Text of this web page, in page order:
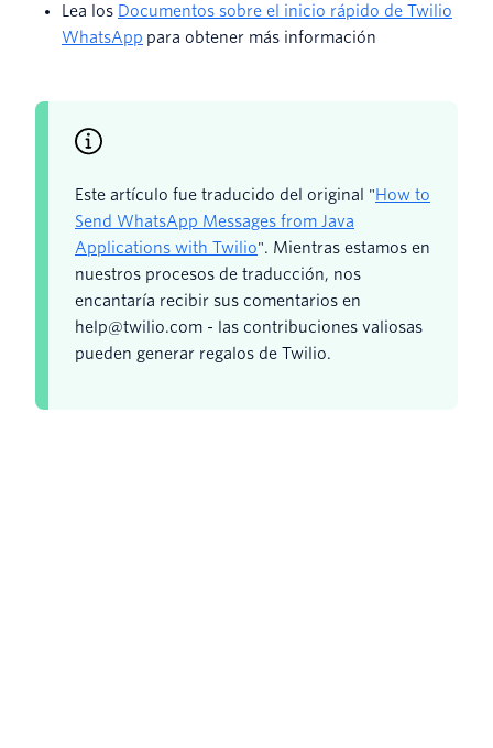
Lea los Documentos sobre el inicio rápido de Twilio
WhatsApp para obtener más información
Este artículo fue traducido del original "How to
Send WhatsApp Messages from Java
Applications with Twilio". Mientras estamos en
nuestros procesos de traducción, nos
encantaría recibir sus comentarios en
help@twilio.com - las contribuciones valiosas
pueden generar regalos de Twilio.